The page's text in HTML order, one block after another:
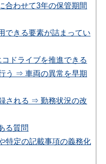
合わせて3年の保管期間
できる要素が詰まってい
ドライブを推進できる
う ⇒ 車両の異常を早期
される ⇒ 勤務状況の改
る質問
特定の記載事項の義務化